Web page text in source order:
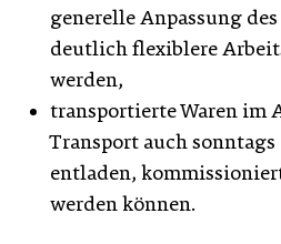
generelle Anpassung
deutlich flexiblere
werden,
transportierte Waren im
Transport auch
entladen,
werden können.